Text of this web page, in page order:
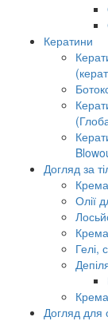
Кератини
Догляд за
Олії
Гелі,
Догляд для